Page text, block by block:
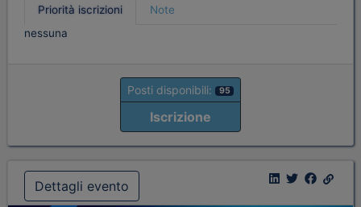
Priorità iscrizioni
Note
nessuna
Posti disponibili: 95
Iscrizione
Dettagli evento